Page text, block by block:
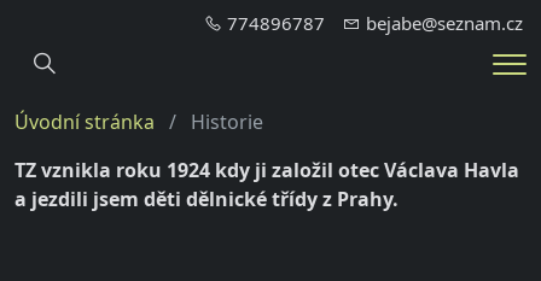
774896787 bejabe@seznam.cz
Hledání
Úvodní stránka
Historie
TZ vznikla roku 1924 kdy ji založil otec Václava Havla
a jezdili jsem děti dělnické třídyz Prahy.